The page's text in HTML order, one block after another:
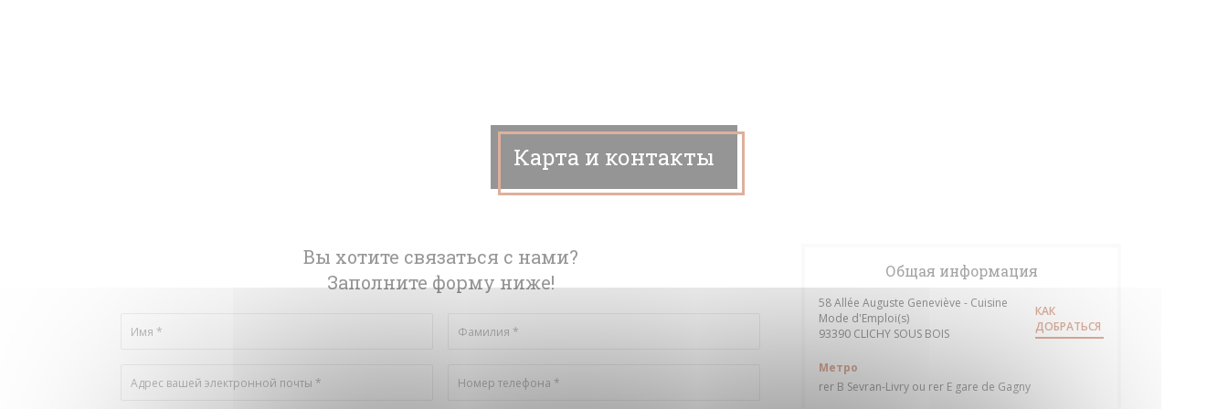
Карта и контакты
Вы хотите связаться с нами?
Заполните форму ниже!
Общая информация
58 Allée Auguste Geneviève - Cuisine
Mode d'Emploi(s)
93390 CLICHY SOUS BOIS((открывается в новом окне))
КАК
ДОБРАТЬСЯ
Метро
rer B Sevran-Livry ou rer E gare de Gagny